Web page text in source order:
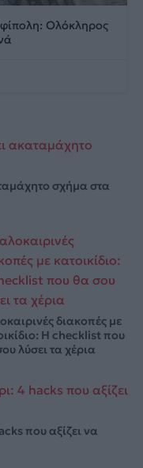
Ολόκληρος
σχήμα στα
διακοπές με
Η checklist που
λύσει τα χέρια
που αξίζει να